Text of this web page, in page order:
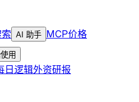
AI 助手 MCP价格
用
日逻辑外资研报